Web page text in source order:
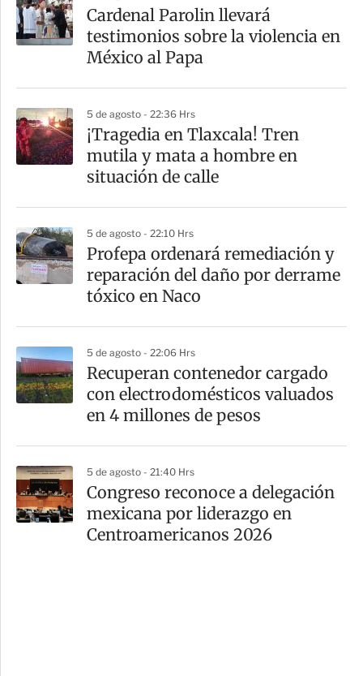
a
r
t
Cardenal Parolin llevará
testimonios sobre la violencia en
México al Papa
5 de agosto - 22:36 Hrs
¡Tragedia en Tlaxcala! Tren
mutila y mata a hombre en
situación de calle
5 de agosto - 22:10 Hrs
Profepa ordenará remediación y
reparación del daño por derrame
tóxico en Naco
5 de agosto - 22:06 Hrs
Recuperan contenedor cargado
con electrodomésticos valuados
en 4 millones de pesos
5 de agosto - 21:40 Hrs
Congreso reconoce a delegación
mexicana por liderazgo en
Centroamericanos 2026